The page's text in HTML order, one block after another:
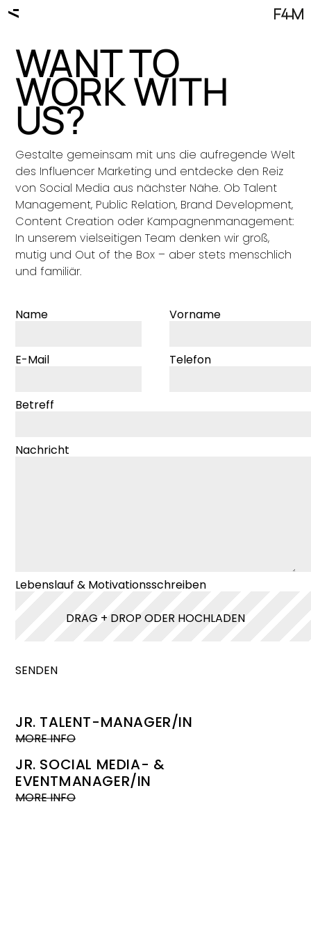
EN
WANT TO
WORK WITH
US?
Gestalte gemeinsam mit uns die aufregende Welt
des Influencer Marketing und entdecke den Reiz
von Social Media aus nächster Nähe. Ob Talent
Management, Public Relation, Brand Development,
Content Creation oder Kampagnenmanagement:
In unserem vielseitigen Team denken wir groß,
mutig und Out of the Box – aber stets menschlich
und familiär.
Name Vorname
E-Mail Telefon
Betreff
Bitte lasse dieses Feld leer.
Nachricht
Lebenslauf & Motivationsschreiben
DRAG + DROP ODER HOCHLADEN
JR. TALENT-MANAGER/IN
MORE INFO
JR. SOCIAL MEDIA- &
EVENTMANAGER/IN
MORE INFO